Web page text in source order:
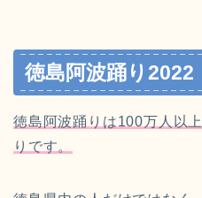
徳島阿波踊り2022
徳島阿波踊りは100万人以
りです。